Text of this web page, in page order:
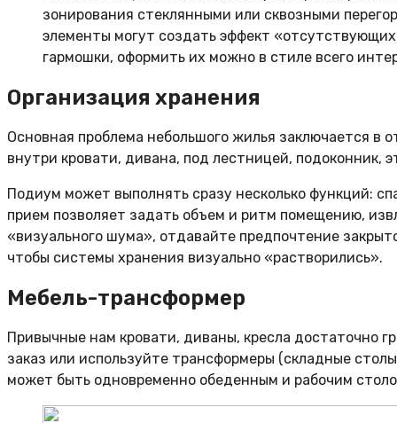
зонирования стеклянными или сквозными
элементы могут создать эффект
гармошки, оформить их можно в стиле всего
Организация хранения
Основная проблема небольшого жилья заключается в
внутри кровати, дивана, под лестницей,
Подиум может выполнять сразу несколько функций:
прием позволяет задать объем и ритм помещению,
«визуального шума», отдавайте предпочтение
чтобы системы хранения визуально «растворились».
Мебель-трансформер
Привычные нам кровати, диваны, кресла достаточно
заказ или используйте трансформеры (складные
может быть одновременно обеденным и рабочим